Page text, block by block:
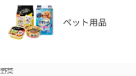
野菜